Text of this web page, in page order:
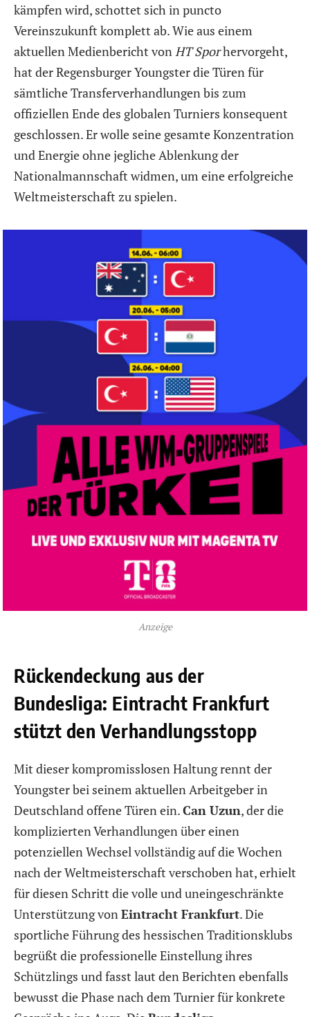
kämpfen wird, schottet sich in puncto
Vereinszukunft komplett ab. Wie aus einem
aktuellen Medienbericht von HT Sporhervorgeht,
hat der Regensburger Youngster die Türen für
sämtliche Transferverhandlungen bis zum
offiziellen Ende des globalen Turniers konsequent
geschlossen. Er wolle seine gesamte Konzentration
und Energie ohne jegliche Ablenkung der
Nationalmannschaft widmen, um eine erfolgreiche
Weltmeisterschaft zu spielen.
Anzeige
Rückendeckung aus der
Bundesliga: Eintracht Frankfurt
stützt den Verhandlungsstopp
Mit dieser kompromisslosen Haltung rennt der
Youngster bei seinem aktuellen Arbeitgeber in
Deutschland offene Türen ein.Can Uzun, der die
komplizierten Verhandlungen über einen
potenziellen Wechsel vollständig auf die Wochen
nach der Weltmeisterschaft verschoben hat, erhielt
für diesen Schritt die volle und uneingeschränkte
Unterstützung vonEintracht Frankfurt. Die
sportliche Führung des hessischen Traditionsklubs
begrüßt die professionelle Einstellung ihres
Schützlings und fasst laut den Berichten ebenfalls
bewusst die Phase nach dem Turnier für konkrete